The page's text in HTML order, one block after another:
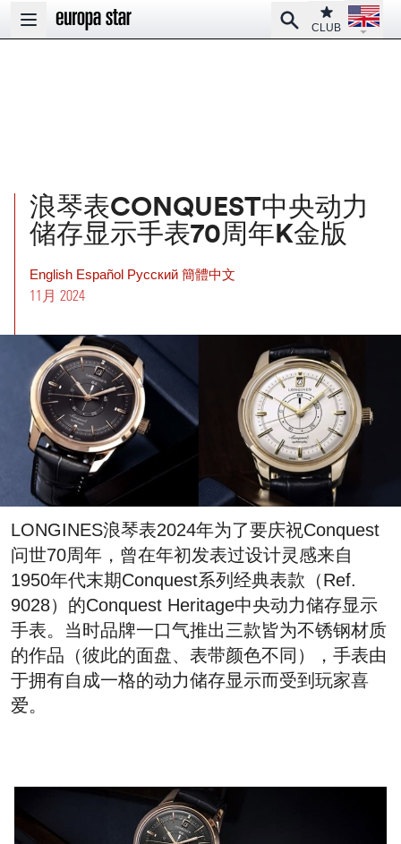
Open main menu
SearchClub
CLUB
Open
浪琴表CONQUEST中央动力
储存显示手表70周年K金版
English Español Pусский 簡體中文
11月 2024
LONGINES浪琴表2024年为了要庆祝Conquest
问世70周年，曾在年初发表过设计灵感来自
1950年代末期Conquest系列经典表款（Ref.
9028）的Conquest Heritage中央动力储存显示
手表。当时品牌一口气推出三款皆为不锈钢材质
的作品（彼此的面盘、表带颜色不同），手表由
于拥有自成一格的动力储存显示而受到玩家喜
爱。